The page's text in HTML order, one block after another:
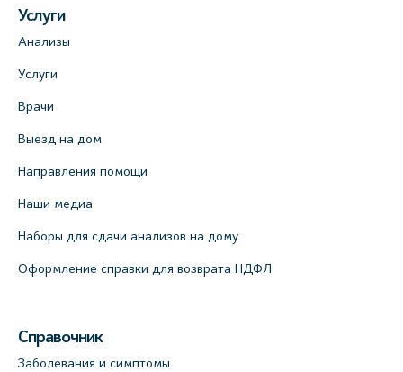
Услуги
Анализы
Услуги
Врачи
Выезд на дом
Направления помощи
Наши медиа
Наборы для сдачи анализов на дому
Оформление справки для возврата НДФЛ
Справочник
Заболевания и симптомы